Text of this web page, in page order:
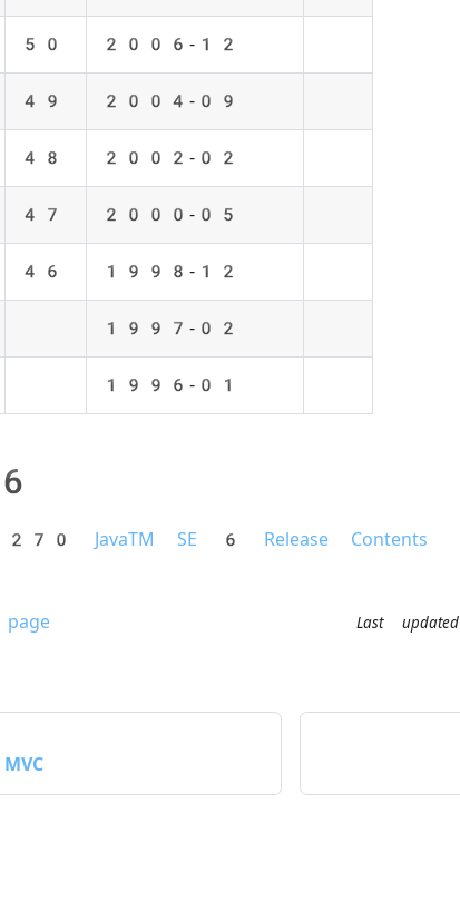
50 2006-12
49 2004-09
48 2002-02
47 2000-05
46 1998-12
1997-02
1996-01
JavaTM SE 6 Release Contents
Last updated